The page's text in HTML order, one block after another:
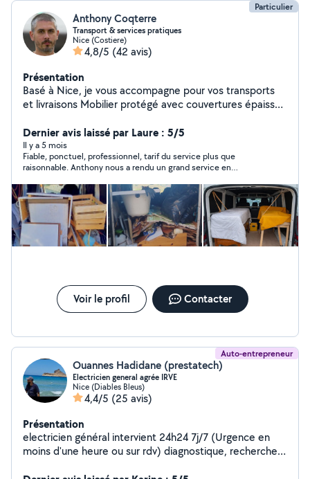
Particulier
Anthony Coqterre
Transport & services pratiques
Nice (Costiere)
4,8/5 (42 avis)
Présentation
Basé à Nice, je vous accompagne pour vos transports
et livraisons Mobilier protégé avec couvertures épaisses
réactive Intervention rapide si nécessaire Organisé,
fiable et soigneux, je veille à ce que tout se déroule
simplement et sans stress pour vous. Zone de transport
protégée et nettoyée entre chaque prestation. On
échange et je m'occupe du reste. ainsi que pour le
nettoyage de canapés et tissus d'ameublement.
Dernier avis laissé par Laure : 5/5
Il y a 5 mois
Fiable, ponctuel, professionnel, tarif du service plus que
raisonnable. Anthony nous a rendu un grand service en
notre garage. Je n'hésiterai pas à le recontacter si besoin. Je le
recommande.
Voir le profil Contacter
Auto-entrepreneur
Ouannes Hadidane (prestatech)
Electricien general agrée IRVE
Nice (Diables Bleus)
4,4/5 (25 avis)
Présentation
electricien général intervient 24h24 7j/7 (Urgence en
moins d'une heure ou sur rdv) diagnostique, recherche